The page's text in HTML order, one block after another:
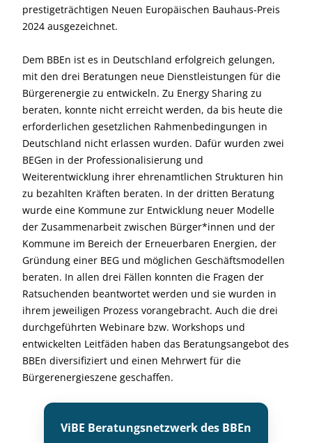
prestigeträchtigen Neuen Europäischen Bauhaus-Preis
2024 ausgezeichnet.
Dem BBEn ist es in Deutschland erfolgreich gelungen,
mit den drei Beratungen neue Dienstleistungen für die
Bürgerenergie zu entwickeln. Zu Energy Sharing zu
beraten, konnte nicht erreicht werden, da bis heute die
erforderlichen gesetzlichen Rahmenbedingungen in
Deutschland nicht erlassen wurden. Dafür wurden zwei
BEGen in der Professionalisierung und
Weiterentwicklung ihrer ehrenamtlichen Strukturen hin
zu bezahlten Kräften beraten. In der dritten Beratung
wurde eine Kommune zur Entwicklung neuer Modelle
der Zusammenarbeit zwischen Bürger*innen und der
Kommune im Bereich der Erneuerbaren Energien, der
Gründung einer BEG und möglichen Geschäftsmodellen
beraten. In allen drei Fällen konnten die Fragen der
Ratsuchenden beantwortet werden und sie wurden in
ihrem jeweiligen Prozess vorangebracht. Auch die drei
durchgeführten Webinare bzw. Workshops und
entwickelten Leitfäden haben das Beratungsangebot des
BBEn diversifiziert und einen Mehrwert für die
Bürgerenergieszene geschaffen.
ViBE Beratungsnetzwerk des BBEn